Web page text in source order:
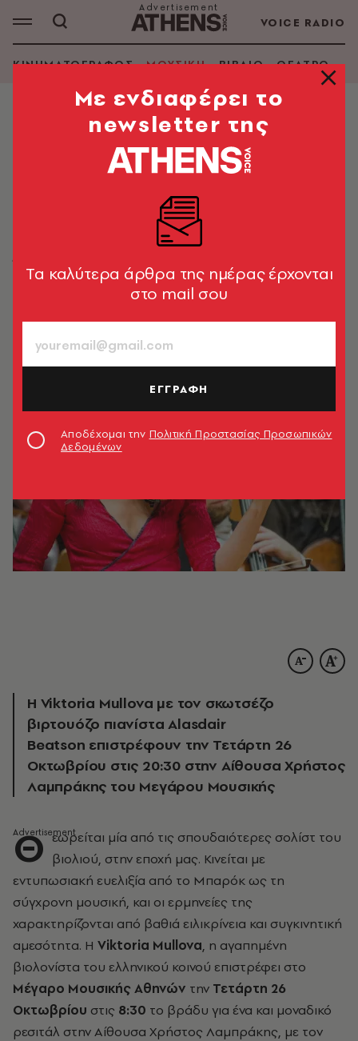
VOICE RADIO
ΚΙΝΗΜΑΤΟΓΡΑΦΟΣ ΜΟΥΣΙΚΗ ΒΙΒΛΙΟ ΘΕΑΤΡΟ -
Οι μεγάλοι ερμηνευτές Viktoria
Mullova και Alasdair Beatson θα
εμφανιστούν στο Μέγαρο
Μουσικής Αθηνών
μουσική του σήμερα
A.V. Team
14.10.2022, 16:37
H Viktoria Mullova με τον σκωτσέζο
βιρτουόζο πιανίστα Alasdair
Beatson επιστρέφουν την Τετάρτη 26
Οκτωβρίου στις 20:30 στην Αίθουσα Χρήστος
Λαμπράκης του Μεγάρου Μουσικής
Θ εωρείται μία από τις σπουδαιότερες σολίστ του
βιολιού, στην εποχή μας. Κινείται με
εντυπωσιακή ευελιξία από το Μπαρόκ ως τη
σύγχρονη μουσική, και οι ερμηνείες της
χαρακτηρίζονται από βαθιά ειλικρίνεια και συγκινητική
αμεσότητα. H Viktoria Mullova, η αγαπημένη
βιολονίστα του ελληνικού κοινού επιστρέφει στο
Μέγαρο Μουσικής Αθηνών την Τετάρτη 26
Οκτωβρίου στις 8:30 το βράδυ για ένα και μοναδικό
ρεσιτάλ στην Αίθουσα Χρήστος Λαμπράκης, με τον
Mε ενδιαφέρει το
newsletter της
Tα καλύτερα άρθρα της ημέρας έρχονται
στο mail σου
ΕΓΓΡΑΦΗ
Αποδέχομαι την Πολιτική Προστασίας Προσωπικών
Δεδομένων